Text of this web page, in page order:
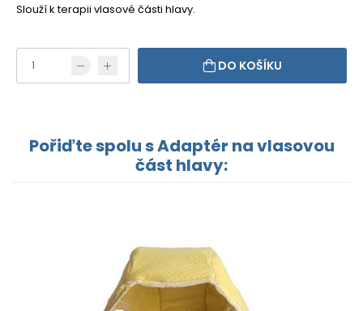
Slouží k terapii vlasové části hlavy.
DO KOŠÍKU
Pořiďte spolu s Adaptér na vlasovou
část hlavy: